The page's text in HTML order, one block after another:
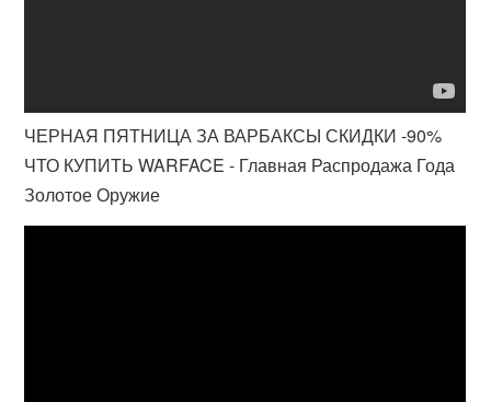
ЧЕРНАЯ ПЯТНИЦА ЗА ВАРБАКСЫ СКИДКИ -90%
ЧТО КУПИТЬ WARFACE - Главная Распродажа Года
Золотое Оружие